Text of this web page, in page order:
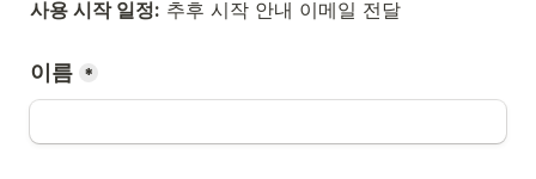
사용 시작 일정: 추후 시작 안내 이메일 전달
이름 *